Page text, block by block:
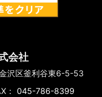
会社
沢区釜利谷東6-5-53
： 045-786-8399